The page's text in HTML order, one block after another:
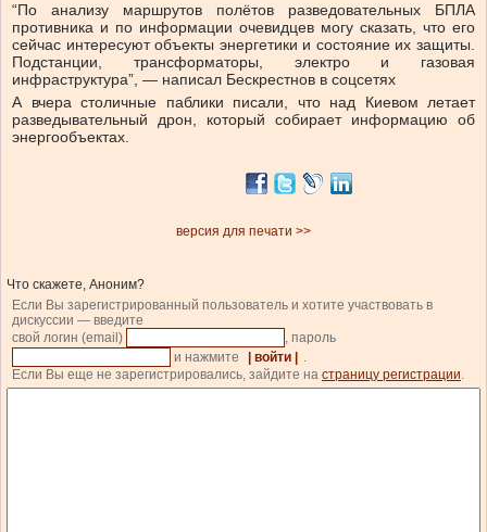
“По анализу маршрутов полётов разведовательных БПЛА
противника и по информации очевидцев могу сказать, что его
сейчас интересуют объекты энергетики и состояние их защиты.
Подстанции, трансформаторы, электро и газовая
инфраструктура”, — написал Бескрестнов в соцсетях
А вчера столичные паблики писали, что над Киевом летает
разведывательный дрон, который собирает информацию об
энергообъектах.
версия для печати >>
Что скажете, Аноним?
Если Вы зарегистрированный пользователь и хотите участвовать в
дискуссии — введите
свой логин (email)
, пароль
и нажмите
| войти |
.
Если Вы еще не зарегистрировались, зайдите на страницу регистрации.